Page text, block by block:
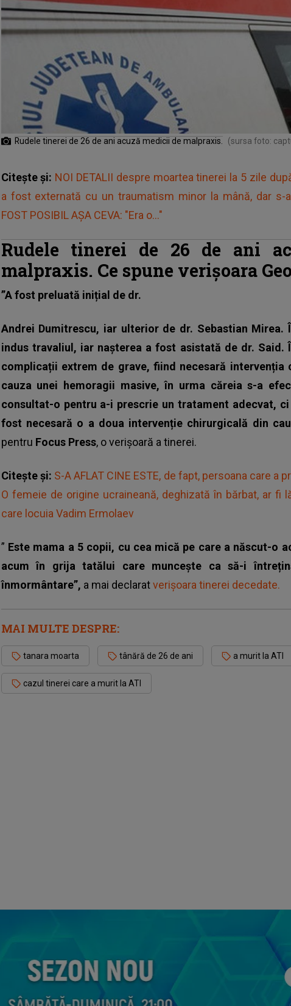
Rudele tinerei de 26 de ani acuză medicii de malpraxis. (sursa foto:
Citește și: NOI DETALII despre moartea tinerei la 5 zile
a fost externată cu un traumatism minor la mână, dar
FOST POSIBIL AȘA CEVA: "Era o..."
Rudele tinerei de 26 de ani
malpraxis. Ce spune verișoara
”A fost preluată inițial de dr.
Andrei Dumitrescu, iar ulterior de dr. Sebastian
indus travaliul, iar nașterea a fost asistată de dr. Said.
complicații extrem de grave, fiind necesară intervenția
cauza unei hemoragii masive, în urma căreia s-a
consultat-o pentru a-i prescrie un tratament adecvat,
fost necesară o a doua intervenție chirurgicală din
pentru Focus Press, o verișoară a tinerei.
Citește și: S-A AFLAT CINE ESTE, de fapt, persoana care a
O femeie de origine ucraineană, deghizată în bărbat, ar fi
care locuia Vadim Ermolaev
” Este mama a 5 copii, cu cea mică pe care a născut-o
acum în grija tatălui care muncește ca să-i
înmormântare”, a mai declaratverișoara tinerei decedate.
MAI MULTE DESPRE:
tanara moarta tânără de 26 de ani a murit la ATI
cazul tinerei care a murit la ATI